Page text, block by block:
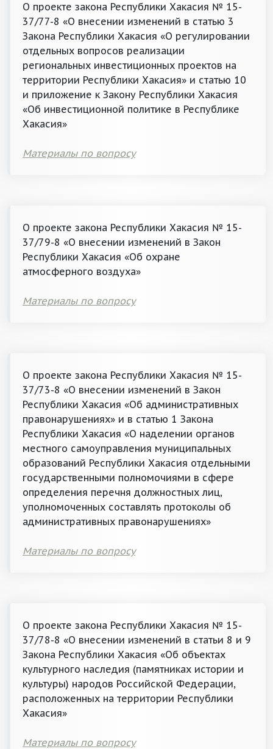
О проекте закона Республики Хакасия № 15-
37/77-8 «О внесении изменений в статью 3
Закона Республики Хакасия «О регулировании
отдельных вопросов реализации
региональных инвестиционных проектов на
территории Республики Хакасия» и статью 10
и приложение к Закону Республики Хакасия
«Об инвестиционной политике в Республике
Хакасия»
Материалы по вопросу
О проекте закона Республики Хакасия № 15-
37/79-8 «О внесении изменений в Закон
Республики Хакасия «Об охране
атмосферного воздуха»
Материалы по вопросу
О проекте закона Республики Хакасия № 15-
37/73-8 «О внесении изменений в Закон
Республики Хакасия «Об административных
правонарушениях» и в статью 1 Закона
Республики Хакасия «О наделении органов
местного самоуправления муниципальных
образований Республики Хакасия отдельными
государственными полномочиями в сфере
определения перечня должностных лиц,
уполномоченных составлять протоколы об
административных правонарушениях»
Материалы по вопросу
О проекте закона Республики Хакасия № 15-
37/78-8 «О внесении изменений в статьи 8 и 9
Закона Республики Хакасия «Об объектах
культурного наследия (памятниках истории и
культуры) народов Российской Федерации,
расположенных на территории Республики
Хакасия»
Материалы по вопросу